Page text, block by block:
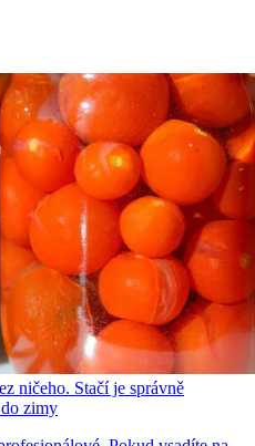
ničeho. Stačí je správně
zimy